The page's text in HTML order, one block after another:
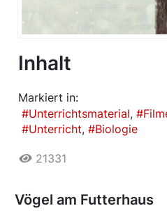
Inhalt
Markiert in:
Unterrichtsmaterial
Unterricht
Biologie
21331
Vögel am Futterhaus